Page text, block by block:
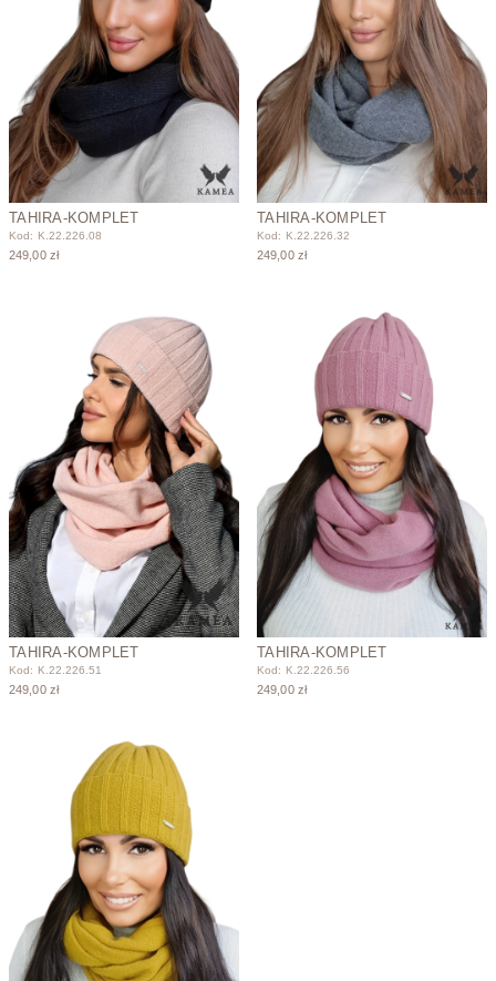
TAHIRA-KOMPLET
Kod: K.22.226.08
249,00 zł
TAHIRA-KOMPLET
Kod: K.22.226.32
249,00 zł
TAHIRA-KOMPLET
Kod: K.22.226.51
249,00 zł
TAHIRA-KOMPLET
Kod: K.22.226.56
249,00 zł